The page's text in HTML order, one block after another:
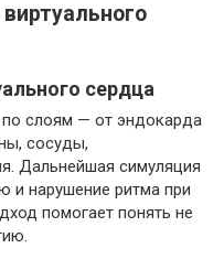
сердца
по слоям — от эндокарда
сосуды,
Дальнейшая симуляция
и нарушение ритма при
помогает понять не